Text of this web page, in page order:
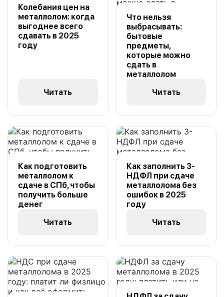
Колебания цен на
металлолом: когда
выгоднее всего
сдавать в 2025
году
Читать
Что нельзя
выбрасывать:
бытовые
предметы,
которые можно
сдать в
металлолом
Читать
Как подготовить
металлолом к
сдаче в СПб, чтобы
получить больше
денег
Читать
Как заполнить 3-
НДФЛ при сдаче
металлолома без
ошибок в 2025
году
Читать